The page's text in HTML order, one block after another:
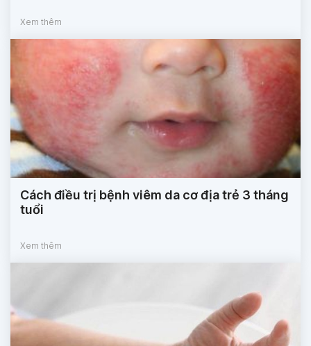
Xem thêm
Cách điều trị bệnh viêm da cơ địa trẻ 3 tháng
tuổi
Xem thêm